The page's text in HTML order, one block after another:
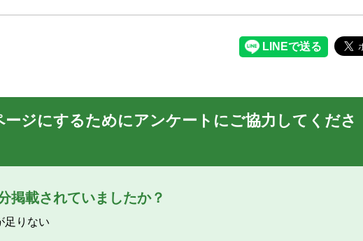
ージにするためにアンケートにご協力してくださ
掲載されていましたか？
足りない